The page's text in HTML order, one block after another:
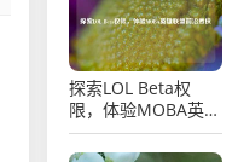
探索LOL Beta权
限，体验MOBA英雄
联盟前沿授权